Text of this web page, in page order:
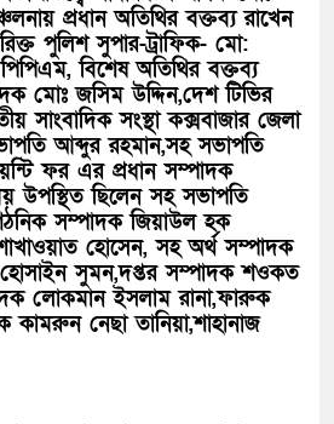
প্রধান অতিথির বক্তব্য রাখেন
পুলিশ সুপার-ট্রাফিক- মো:
বিশেষ অতিথির বক্তব্য
মোঃ জসিম উদ্দিন,দেশ টিভির
সাংবাদিক সংস্থা কক্সবাজার জেলা
আব্দুর রহমান,সহ সভাপতি
ফর এর প্রধান সম্পাদক
উপস্থিত ছিলেন সহ সভাপতি
সম্পাদক জিয়াউল হক
হোসেন, সহ অর্থ সম্পাদক
হোসাইন সুমন,দপ্তর সম্পাদক শওকত
লোকমান ইসলাম রানা,ফারুক
নেছা তানিয়া,শাহানাজ